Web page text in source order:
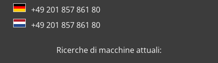
+49 201 857 861 80
+49 201 857 861 80
Ricerche di macchine attuali: